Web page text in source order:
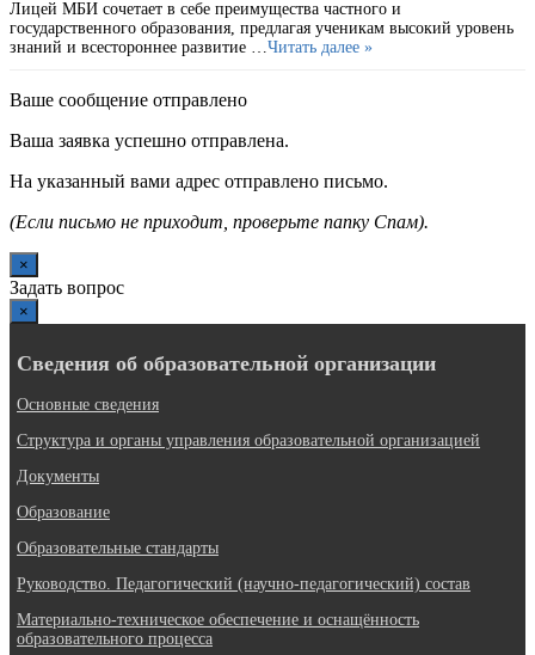
Лицей МБИ сочетает в себе преимущества частного и
государственного образования, предлагая ученикам высокий уровень
знаний и всестороннее развитие … Читать далее »
Ваше сообщение отправлено
Ваша заявка успешно отправлена.
На указанный вами адрес отправлено письмо.
(Если письмо не приходит, проверьте папку Спам).
×
Задать вопрос
×
Сведения об образовательной организации
Основные сведения
Структура и органы управления образовательной организацией
Документы
Образование
Образовательные стандарты
Руководство. Педагогический (научно-педагогический) состав
Материально-техническое обеспечение и оснащённость
образовательного процесса